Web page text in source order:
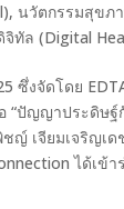
, นวัตกรรมสุขภ
ทัล (Digital
ซึ่งจัดโดย
“ปัญญาประดิษฐ์
ญ์ เจียมเจริญเ
ได้เข้า